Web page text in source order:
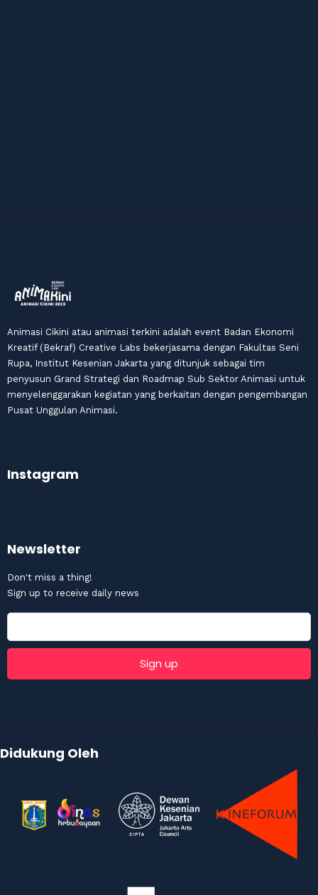
Animasi Cikini atau animasi terkini adalah event Badan Ekonomi
Kreatif (Bekraf) Creative Labs bekerjasama dengan Fakultas Seni
Rupa, Institut Kesenian Jakarta yang ditunjuk sebagai tim
penyusun Grand Strategi dan Roadmap Sub Sektor Animasi untuk
menyelenggarakan kegiatan yang berkaitan dengan pengembangan
Pusat Unggulan Animasi.
Instagram
Newsletter
Don't miss a thing!
Sign up to receive daily news
Didukung Oleh